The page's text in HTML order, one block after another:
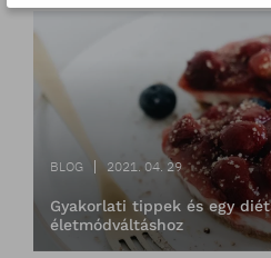
BLOG 2021. 04. 29
Gyakorlati tippek és egy
életmódváltáshoz